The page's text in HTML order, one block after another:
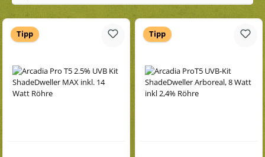
Tipp Tipp